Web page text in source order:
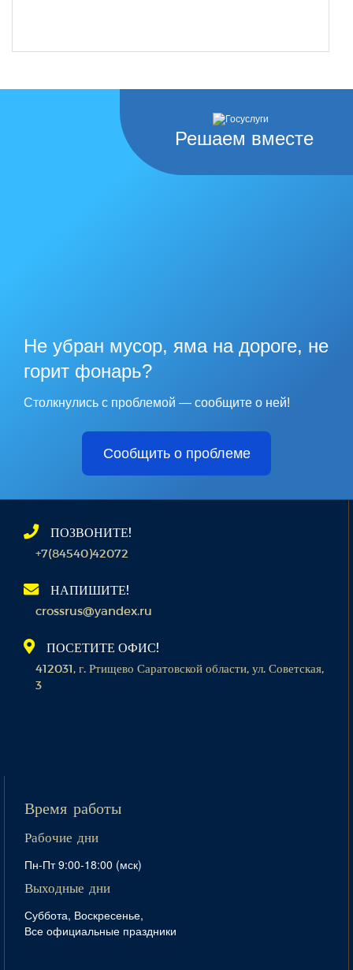
Решаем вместе
Не убран мусор, яма на дороге, не
горит фонарь?
Столкнулись с проблемой — сообщите о ней!
Сообщить о проблеме
ПОЗВОНИТЕ!
+7(84540)42072
НАПИШИТЕ!
crossrus@yandex.ru
ПОСЕТИТЕ ОФИС!
412031, г. Ртищево Саратовской области, ул. Советская,
3
Время работы
Рабочие дни
Пн-Пт 9:00-18:00 (мск)
Выходные дни
Суббота, Воскресенье,
Все официальные праздники